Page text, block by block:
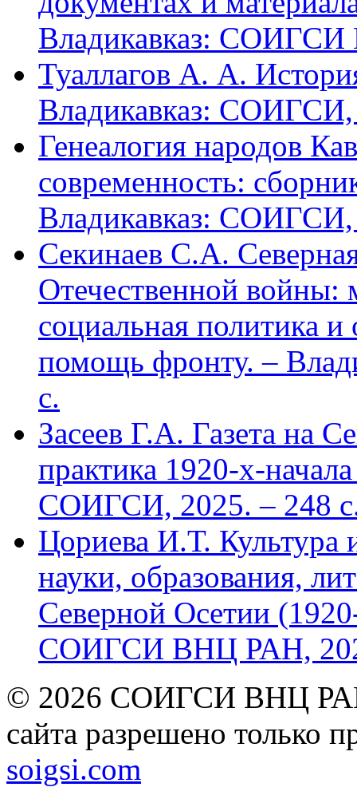
Владикавказ:
Туаллагов А. А.
Владикавказ: СОИГСИ,
Генеалогия народов
современность:
Владикавказ: СОИГСИ,
Секинаев С.А.
Отечественной войны:
социальная политика
помощь фронту. –
с.
Засеев Г.А. Газета на
практика 1920-х-
СОИГСИ, 2025. – 248
Цориева И.Т. Культура
науки, образования,
Северной Осетии
СОИГСИ ВНЦ РАН,
© 2026 СОИГСИ ВНЦ РАН
сайта разрешено только
soigsi.com